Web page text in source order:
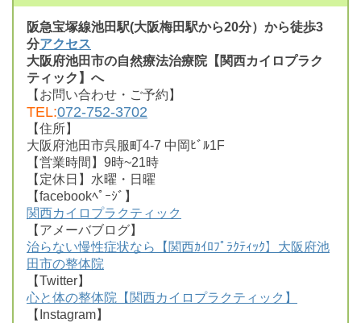
阪急宝塚線池田駅(大阪梅田駅から20分）から徒歩3
分アクセス
大阪府池田市の自然療法治療院【関西カイロプラク
ティック】へ
【お問い合わせ・ご予約】
TEL:072-752-3702
【住所】
大阪府池田市呉服町4-7 中岡ﾋﾞﾙ1F
【営業時間】9時~21時
【定休日】水曜・日曜
【facebookﾍﾟｰｼﾞ】
関西カイロプラクティック
【アメーバブログ】
治らない慢性症状なら【関西ｶｲﾛﾌﾟﾗｸﾃｨｯｸ】大阪府池
田市の整体院
【Twitter】
心と体の整体院【関西カイロプラクティック】
【Instagram】